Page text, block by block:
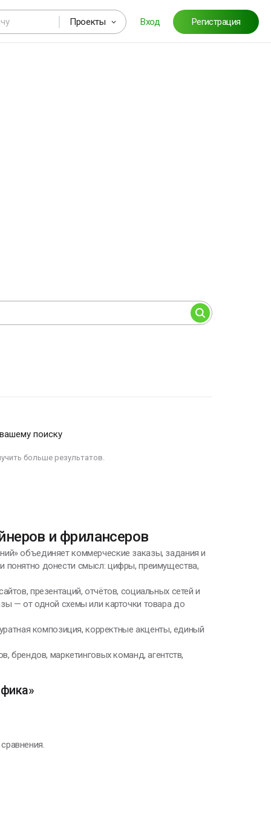
Проекты Вход Регистрация
поиску
больше результатов.
и фрилансеров
объединяет коммерческие заказы, задания и
понятно донести смысл: цифры, преимущества,
презентаций, отчётов, социальных сетей и
— от одной схемы или карточки товара до
композиция, корректные акценты, единый
брендов, маркетинговых команд, агентств,